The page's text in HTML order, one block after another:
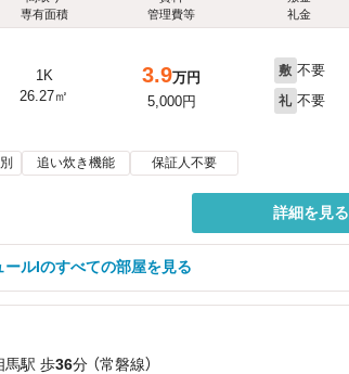
専有面積
管理費等
礼金
1K
26.27㎡
3.9万円
5,000円
敷 不要
礼 不要
追い炊き機能 保証人不要
詳細を見る
ールIのすべての部屋を見る
馬駅 歩36分 （常磐線）